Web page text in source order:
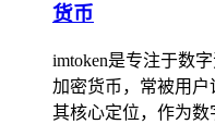
货币
imtoken是专注于数
加密货币，常被用
其核心定位，作为